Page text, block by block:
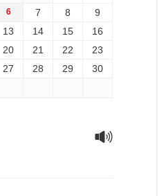
6 7 8
9
13 14 15
16
20 21 22
23
27 28 29
30